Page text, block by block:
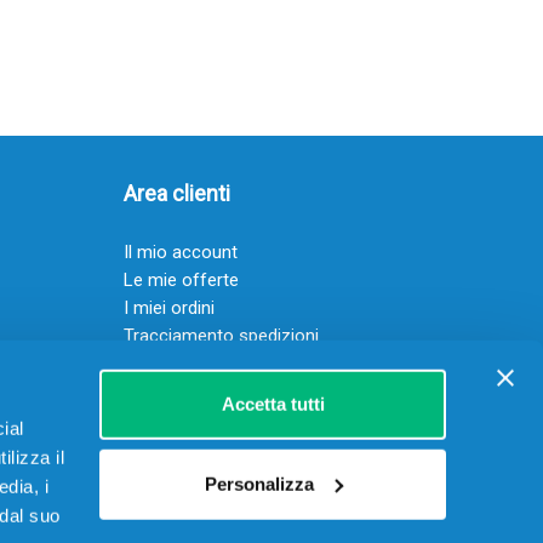
il
i
suo
Accetta tutti
Personalizza
Area clienti
Il mio account
Le mie offerte
I miei ordini
Tracciamento spedizioni
Resi
Servizio clienti